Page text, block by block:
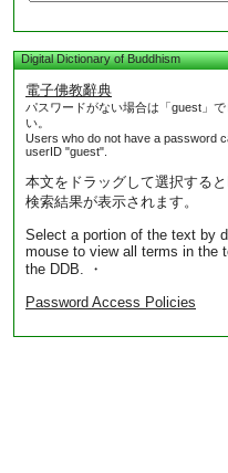
Digital Dictionary of Buddhism
電子佛教辭典
パスワードがない場合は「guest」
い。
Users who do not have a password
userID "guest".
本文をドラッグして選択する
検索結果が表示されます。
Select a portion of the text by
mouse to view all terms in the
the DDB. ・
Password Access Policies